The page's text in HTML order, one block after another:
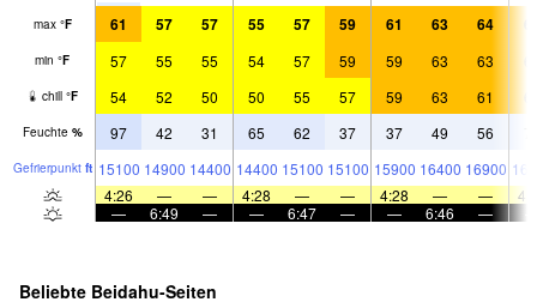
max °F 61 57 57 55 57 59 61 63 64
min °F 57 55 55 54 57 59 59 63 63
chill °F 54 52 50 50 55 57 59 63 61
Feuchte % 97 42 31 65 62 37 37 49 56
Gefrier­punkt ft 15100 14900 14400 14400 15100 15100 15900 16400 16900
4:26
— — 4:28 — — 4:28 — —
—
6:49 — — 6:47 — — 6:46 —
Beliebte Beidahu-Seiten